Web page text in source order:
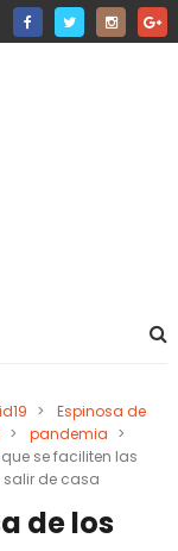
>
Espinosa de
> pandemia >
se faciliten las
de casa
de los